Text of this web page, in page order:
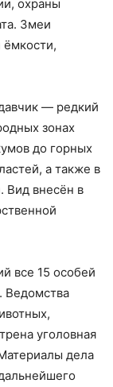
охраны
Змеи
ёмкости,
— редкий
зонах
до горных
а также в
Вид внесён в
все 15 особей
Ведомства
уголовная
дела